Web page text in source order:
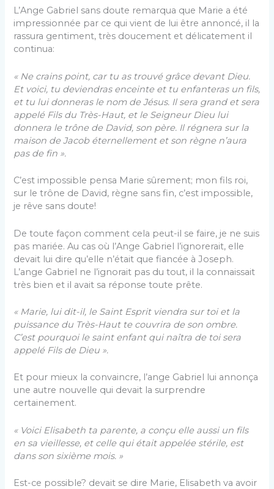
L’Ange Gabriel sans doute remarqua que Marie a été
impressionnée par ce qui vient de lui être annoncé, il la
rassura gentiment, très doucement et délicatement il
continua:
« Ne crains point, car tu as trouvé grâce devant Dieu.
Et voici, tu deviendras enceinte et tu enfanteras un fils,
et tu lui donneras le nom de Jésus. Il sera grand et sera
appelé Fils du Très-Haut, et le Seigneur Dieu lui
donnera le trône de David, son père. Il régnera sur la
maison de Jacob éternellement et son règne n’aura
pas de fin ».
C’est impossible pensa Marie sûrement; mon fils roi,
sur le trône de David, règne sans fin, c’est impossible,
je rêve sans doute!
De toute façon comment cela peut-il se faire, je ne suis
pas mariée. Au cas où l’Ange Gabriel l’ignorerait, elle
devait lui dire qu’elle n’était que fiancée à Joseph.
L’ange Gabriel ne l’ignorait pas du tout, il la connaissait
très bien et il avait sa réponse toute prête.
« Marie, lui dit-il, le Saint Esprit viendra sur toi et la
puissance du Très-Haut te couvrira de son ombre.
C’est pourquoi le saint enfant qui naîtra de toi sera
appelé Fils de Dieu ».
Et pour mieux la convaincre, l’ange Gabriel lui annonça
une autre nouvelle qui devait la surprendre
certainement.
« Voici Elisabeth ta parente, a conçu elle aussi un fils
en sa vieillesse, et celle qui était appelée stérile, est
dans son sixième mois. »
Est-ce possible? devait se dire Marie, Elisabeth va avoir